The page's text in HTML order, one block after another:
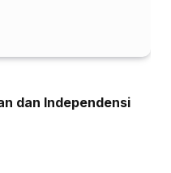
dan Independensi